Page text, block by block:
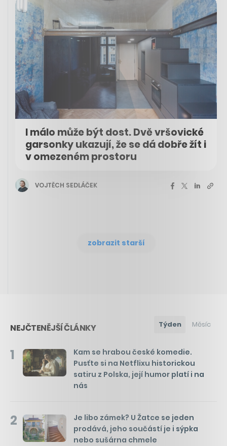
I málo může být dost. Dvě vršovické
garsonky ukazují, že se dá dobře žít i
v omezeném prostoru
VOJTĚCH SEDLÁČEK
zobrazit starší
NEJČTENĚJŠÍ ČLÁNKY Týden Měsíc
1
Kam se hrabou české komedie.
Pusťte si na Netflixu historickou
satiru z Polska, její humor platí i na
nás
2
Je libo zámek? U Žatce se jeden
prodává, jeho součástí je i sýpka
nebo sušárna chmele